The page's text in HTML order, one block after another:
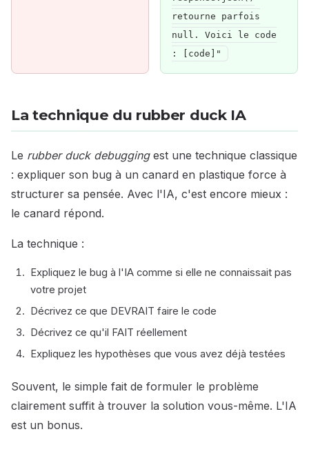
retourne parfois
null. Voici le code
: [code]"
La technique du rubber duck IA
Le rubber duck debuggingest une technique classique
: expliquer son bug à un canard en plastique force à
structurer sa pensée. Avec l'IA, c'est encore mieux :
le canard répond.
La technique :
Expliquez le bug à l'IA comme si elle ne connaissait pas
votre projet
Décrivez ce que DEVRAIT faire le code
Décrivez ce qu'il FAIT réellement
Expliquez les hypothèses que vous avez déjà testées
Souvent, le simple fait de formuler le problème
clairement suffit à trouver la solution vous-même. L'IA
est un bonus.